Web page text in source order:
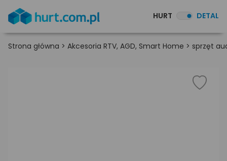
HURT DETAL
Strona główna > Akcesoria RTV, AGD, Smart Home > sprzęt